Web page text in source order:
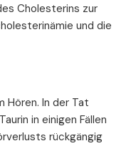
Cholesterins zur
und die
Hören. In der Tat
in einigen Fällen
rückgängig